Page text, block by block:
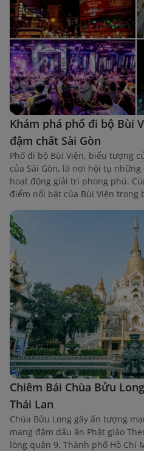
Khám phá phố đi bộ Bùi
đậm chất Sài Gòn
Phố đi bộ Bùi Viện, biểu tượng
của Sài Gòn, là nơi hội tụ
hoạt động giải trí phong phú.
điểm nổi bật của Bùi Viện trong
Chiêm Bái Chùa Bửu
Thái Lan
Chùa Bửu Long gây ấn tượng
mang đậm dấu ấn Phật giáo
lòng quận 9, Thành phố Hồ Chí